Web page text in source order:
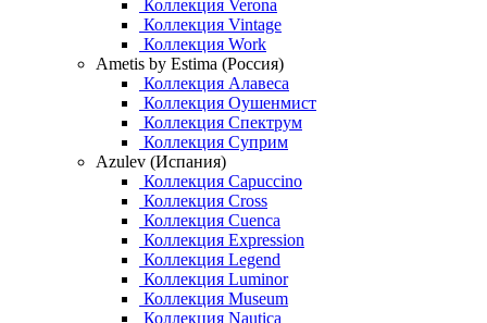
Коллекция Verona
Коллекция Vintage
Коллекция Work
Ametis by Estima (Россия)
Коллекция Алавеса
Коллекция Оушенмист
Коллекция Спектрум
Коллекция Суприм
Azulev (Испания)
Коллекция Capuccino
Коллекция Cross
Коллекция Cuenca
Коллекция Expression
Коллекция Legend
Коллекция Luminor
Коллекция Museum
Коллекция Nautica